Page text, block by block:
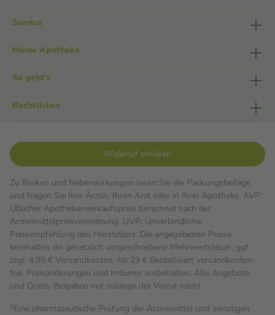
Service
Meine Apotheke
So geht's
Rechtliches
Widerruf erklären
Zu Risiken und Nebenwirkungen lesen Sie die Packungsbeilage
und fragen Sie Ihre Ärztin, Ihren Arzt oder in Ihrer Apotheke. AVP:
Üblicher Apothekenverkaufspreis berechnet nach der
Arzneimittelpreisverordnung. UVP: Unverbindliche
Preisempfehlung des Herstellers. Die angegebenen Preise
beinhalten die gesetzlich vorgeschriebene Mehrwertsteuer, ggf.
zzgl. 4,95 € Versandkosten. Ab 29 € Bestell­wert versand­kosten­
frei. Preisänderungen und Irrtümer vorbehalten. Alle Angebote
und Gratis-Beigaben nur solange der Vorrat reicht.
1Eine pharmazeutische Prüfung der Arzneimittel und sonstigen